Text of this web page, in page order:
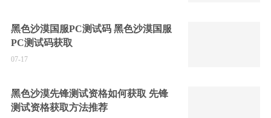
黑色沙漠国服PC测试码 黑色沙漠国服
PC测试码获取
07-17
黑色沙漠先锋测试资格如何获取 先锋
测试资格获取方法推荐